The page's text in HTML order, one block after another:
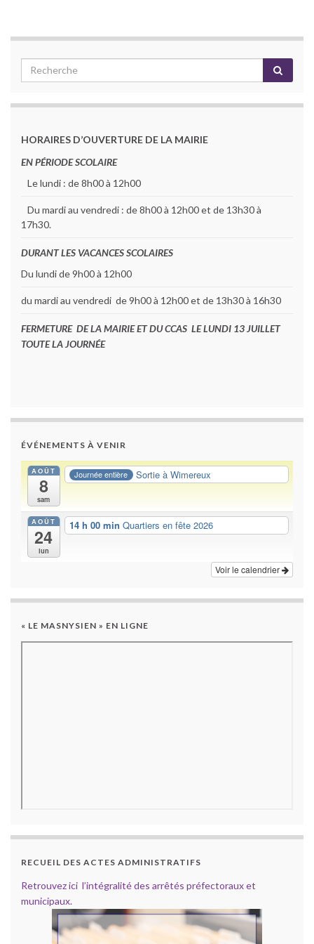
HORAIRES D’OUVERTURE DE LA MAIRIE
EN PÉRIODE SCOLAIRE
Le lundi : de 8h00 à 12h00
Du mardi au vendredi : de 8h00 à 12h00 et de 13h30 à
17h30.
DURANT LES VACANCES SCOLAIRES
Du lundi de 9h00 à 12h00
du mardi au vendredi de 9h00 à 12h00 et de 13h30 à 16h30
FERMETURE DE LA MAIRIE ET DU CCAS LE LUNDI 13 JUILLET
TOUTE LA JOURNÉE
ÉVÉNEMENTS À VENIR
AOÛT
8
sam
Journée entière Sortie à Wimereux
AOÛT
24
lun
14 h 00 min Quartiers en fête 2026
Voir le calendrier
« LE MASNYSIEN » EN LIGNE
RECUEIL DES ACTES ADMINISTRATIFS
Retrouvez ici l’intégralité des arrêtés préfectoraux et
municipaux.